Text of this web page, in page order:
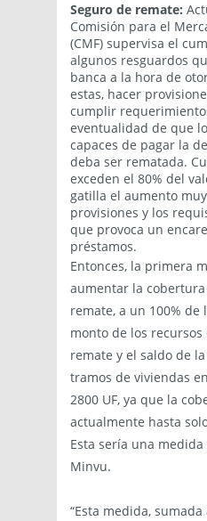
Seguro de remate:
Comisión para el
(CMF) supervisa el
algunos resguardos
banca a la hora de
estas, hacer
cumplir
eventualidad de que
capaces de pagar la
deba ser rematada.
exceden el 80% del
gatilla el aumento
provisiones y los
que provoca un
préstamos.
Entonces, la primera
aumentar la
remate, a un 100%
monto de los
remate y el saldo de
tramos de viviendas
2800 UF, ya que la
actualmente hasta
Esta sería una
Minvu.
“Esta medida,